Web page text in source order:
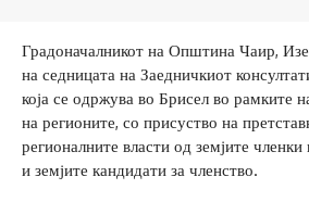
Градоначалникот на Општина Чаир,
на седницата на Заедничкиот
која се одржува во Брисел во рамките
на регионите, со присуство на
регионалните власти од земјите
и земјите кандидати за членство.